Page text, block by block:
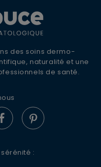
Rivadouce
d'experts, nos
des soins dermo-
naturalité et une
de santé.
: